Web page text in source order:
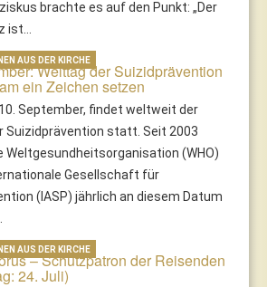
brachte es auf den Punkt: „Der
ist…
Welttag der Suizidprävention
ein Zeichen setzen
September, findet weltweit der
Suizidprävention statt. Seit 2003
Weltgesundheitsorganisation (WHO)
Gesellschaft für
(IASP) jährlich an diesem Datum
AUS DER KIRCHE
– Schutzpatron der Reisenden
24. Juli)
AUS DER KIRCHE